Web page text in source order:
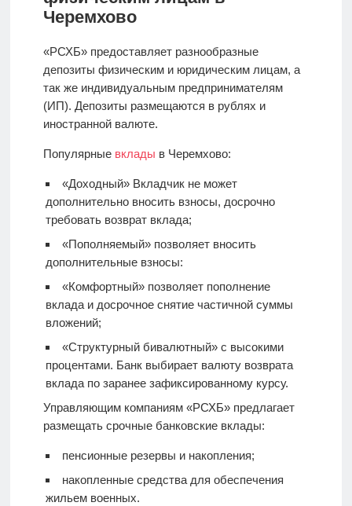
Черемхово
«РСХБ» предоставляет разнообразные
депозиты физическим и юридическим лицам, а
так же индивидуальным предпринимателям
(ИП). Депозиты размещаются в рублях и
иностранной валюте.
Популярные вклады в Черемхово:
«Доходный» Вкладчик не может
дополнительно вносить взносы, досрочно
требовать возврат вклада;
«Пополняемый» позволяет вносить
дополнительные взносы:
«Комфортный» позволяет пополнение
вклада и досрочное снятие частичной суммы
вложений;
«Структурный бивалютный» с высокими
процентами. Банк выбирает валюту возврата
вклада по заранее зафиксированному курсу.
Управляющим компаниям «РСХБ» предлагает
размещать срочные банковские вклады:
пенсионные резервы и накопления;
накопленные средства для обеспечения
жильем военных.